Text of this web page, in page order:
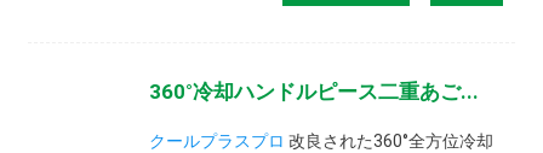
360°冷却ハンドルピース二重あご...
クールプラスプロ改良された360°全方位冷却